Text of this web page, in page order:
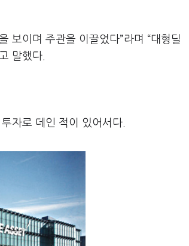
보이며 주관을 이끌었다”라며 “대형딜
말했다.
자로 데인 적이 있어서다.